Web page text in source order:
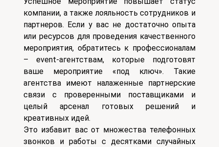
компании, а также лояльность сотрудников и
партнеров. Если у вас не достаточно опыта
или ресурсов для проведения качественного
мероприятия, обратитесь к профессионалам
– event-агентствам, которые подготовят
ваше мероприятие «под ключ». Такие
агентства имеют налаженные партнерские
связи с проверенными поставщиками и
целый арсенал готовых решений и
креативных идей.
Это избавит вас от множества телефонных
звонков и работы с десятками случайных